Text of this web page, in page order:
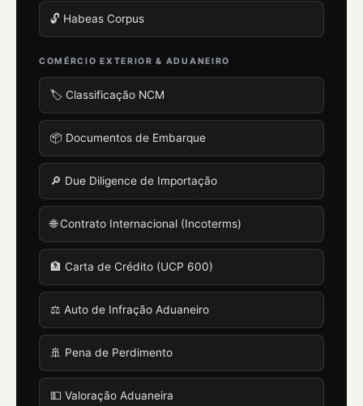
🔓 Habeas Corpus
COMÉRCIO EXTERIOR & ADUANEIRO
🏷️ Classificação NCM
📦 Documentos de Embarque
🔎 Due Diligence de Importação
🌐 Contrato Internacional (Incoterms)
🏦 Carta de Crédito (UCP 600)
⚖️ Auto de Infração Aduaneiro
🚢 Pena de Perdimento
💵 Valoração Aduaneira